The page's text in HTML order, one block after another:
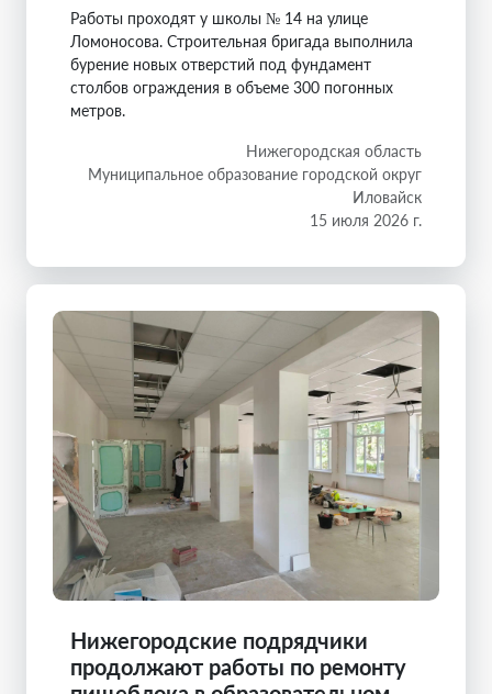
Работы проходят у школы № 14 на улице
Ломоносова. Строительная бригада выполнила
бурение новых отверстий под фундамент
столбов ограждения в объеме 300 погонных
метров.
Нижегородская область
Муниципальное образование городской округ
Иловайск
15 июля 2026 г.
Нижегородские подрядчики
продолжают работы по ремонту